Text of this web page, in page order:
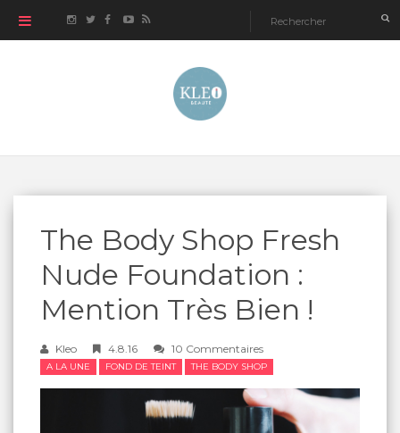
The Body Shop Fresh
Nude Foundation :
Mention Très Bien !
Kleo 4.8.16 10 Commentaires
A LA UNE FOND DE TEINT THE BODY SHOP